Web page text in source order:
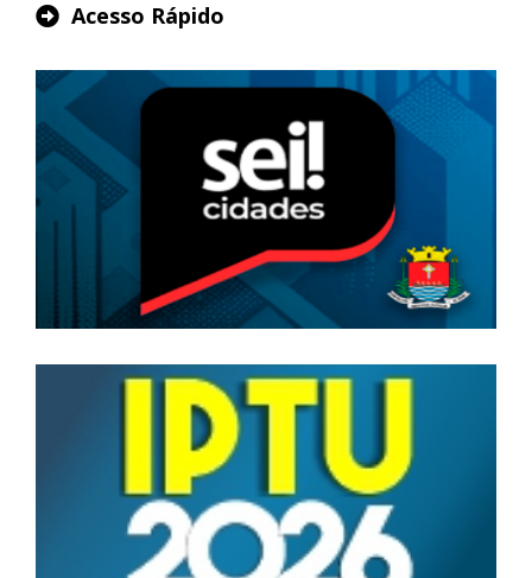
Acesso Rápido